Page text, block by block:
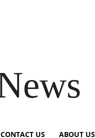
CONTACT US ABOUT US